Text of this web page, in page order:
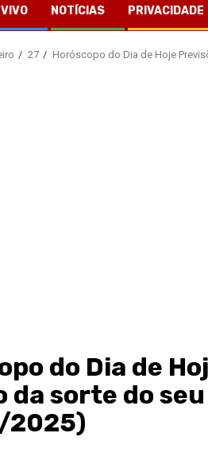
NOTÍCIAS PRIVACIDADE
27 Horóscopo do Dia de Hoje
do Dia de
da sorte do